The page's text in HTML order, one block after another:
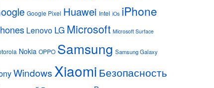
Google Pixel Huawei Intel iOs iPhone
Lenovo LG Microsoft Microsoft Surface
Nokia OPPO Samsung Samsung Galaxy
WindowsXiaomi Безопасность